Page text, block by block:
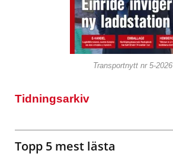
Transportnytt nr 5-2026
Tidningsarkiv
Topp 5 mest lästa